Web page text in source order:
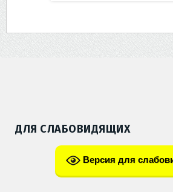
ДЛЯ СЛАБОВИДЯЩИХ
Версия для